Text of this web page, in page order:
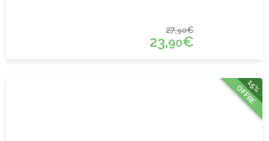
27,90€
23,90€
15%
OFFRE